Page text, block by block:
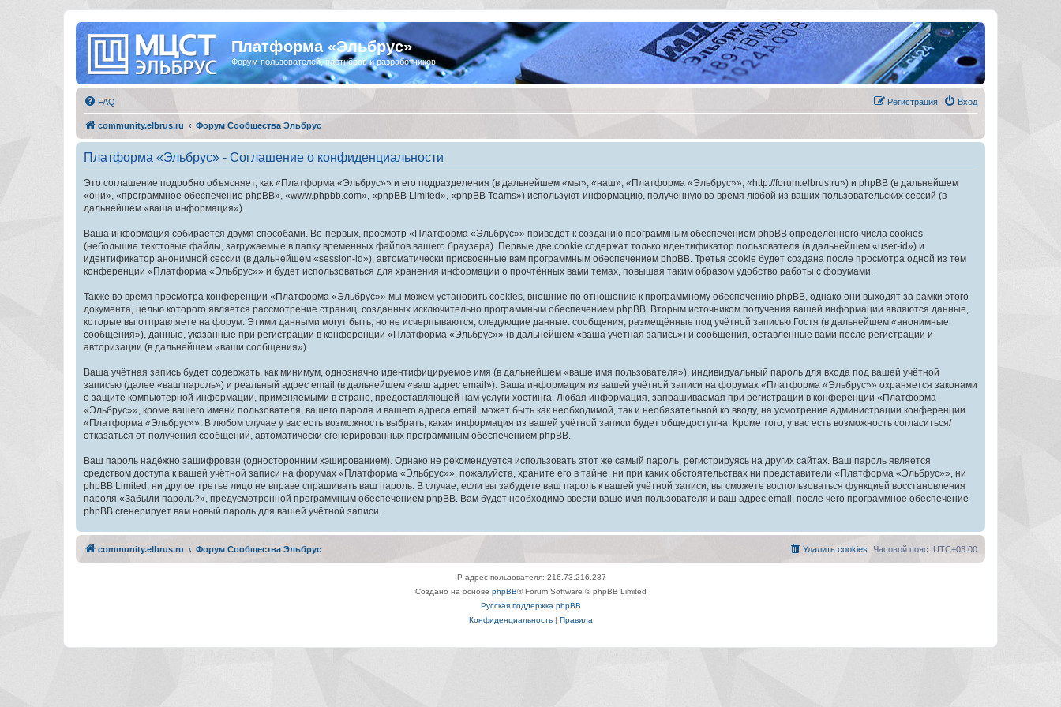
Платформа «Эльбрус»
Форум пользователей, партнёров и разработчиков
FAQ Вход
Регистрация
community.elbrus.ru Форум Сообщества Эльбрус
Платформа «Эльбрус» - Соглашение о конфиденциальности
Это соглашение подробно объясняет, как «Платформа «Эльбрус»» и его подразделения (в дальнейшем «мы», «наш», «Платформа «Эльбрус»», «http://forum.elbrus.ru») и phpBB (в дальнейшем
«они», «программное обеспечение phpBB», «www.phpbb.com», «phpBB Limited», «phpBB Teams») используют информацию, полученную во время любой из ваших пользовательских сессий (в
дальнейшем «ваша информация»).
Ваша информация собирается двумя способами. Во-первых, просмотр «Платформа «Эльбрус»» приведёт к созданию программным обеспечением phpBB определённого числа cookies
(небольшие текстовые файлы, загружаемые в папку временных файлов вашего браузера). Первые две cookie содержат только идентификатор пользователя (в дальнейшем «user-id») и
идентификатор анонимной сессии (в дальнейшем «session-id»), автоматически присвоенные вам программным обеспечением phpBB. Третья cookie будет создана после просмотра одной из тем
конференции «Платформа «Эльбрус»» и будет использоваться для хранения информации о прочтённых вами темах, повышая таким образом удобство работы с форумами.
Также во время просмотра конференции «Платформа «Эльбрус»» мы можем установить cookies, внешние по отношению к программному обеспечению phpBB, однако они выходят за рамки этого
документа, целью которого является рассмотрение страниц, созданных исключительно программным обеспечением phpBB. Вторым источником получения вашей информации являются данные,
которые вы отправляете на форум. Этими данными могут быть, но не исчерпываются, следующие данные: сообщения, размещённые под учётной записью Гостя (в дальнейшем «анонимные
сообщения»), данные, указанные при регистрации в конференции «Платформа «Эльбрус»» (в дальнейшем «ваша учётная запись») и сообщения, оставленные вами после регистрации и
авторизации (в дальнейшем «ваши сообщения»).
Ваша учётная запись будет содержать, как минимум, однозначно идентифицируемое имя (в дальнейшем «ваше имя пользователя»), индивидуальный пароль для входа под вашей учётной
записью (далее «ваш пароль») и реальный адрес email (в дальнейшем «ваш адрес email»). Ваша информация из вашей учётной записи на форумах «Платформа «Эльбрус»» охраняется законами
о защите компьютерной информации, применяемыми в стране, предоставляющей нам услуги хостинга. Любая информация, запрашиваемая при регистрации в конференции «Платформа
«Эльбрус»», кроме вашего имени пользователя, вашего пароля и вашего адреса email, может быть как необходимой, так и необязательной ко вводу, на усмотрение администрации конференции
«Платформа «Эльбрус»». В любом случае у вас есть возможность выбрать, какая информация из вашей учётной записи будет общедоступна. Кроме того, у вас есть возможность согласиться/
отказаться от получения сообщений, автоматически сгенерированных программным обеспечением phpBB.
Ваш пароль надёжно зашифрован (односторонним хэшированием). Однако не рекомендуется использовать этот же самый пароль, регистрируясь на других сайтах. Ваш пароль является
средством доступа к вашей учётной записи на форумах «Платформа «Эльбрус»», пожалуйста, храните его в тайне, ни при каких обстоятельствах ни представители «Платформа «Эльбрус»», ни
phpBB Limited, ни другое третье лицо не вправе спрашивать ваш пароль. В случае, если вы забудете ваш пароль к вашей учётной записи, вы сможете воспользоваться функцией восстановления
пароля «Забыли пароль?», предусмотренной программным обеспечением phpBB. Вам будет необходимо ввести ваше имя пользователя и ваш адрес email, после чего программное обеспечение
phpBB сгенерирует вам новый пароль для вашей учётной записи.
community.elbrus.ru Форум Сообщества Эльбрус Часовой пояс: UTC+03:00
Удалить cookies
IP-адрес пользователя: 216.73.216.237
Создано на основе phpBB® Forum Software © phpBB Limited
Русская поддержка phpBB
Конфиденциальность| Правила